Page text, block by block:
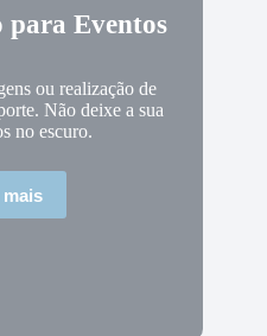
para Eventos
ou realização de
Não deixe a sua
no escuro.